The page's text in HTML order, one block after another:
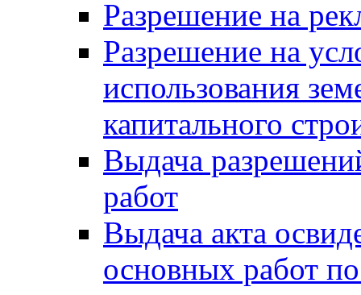
Разрешение на
Разрешение на
использования
капитального
Выдача
работ
Выдача акта
основных работ